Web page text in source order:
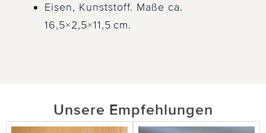
Eisen, Kunststoff. Maße ca.
16,5×2,5×11,5 cm.
Unsere Empfehlungen